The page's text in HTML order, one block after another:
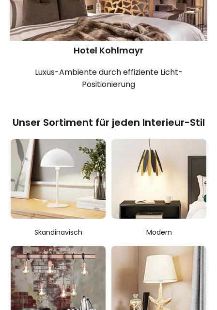
Hotel Kohlmayr
Luxus-Ambiente durch effiziente Licht-
Positionierung
Unser Sortiment für jeden Interieur-Stil
Skandinavisch Modern